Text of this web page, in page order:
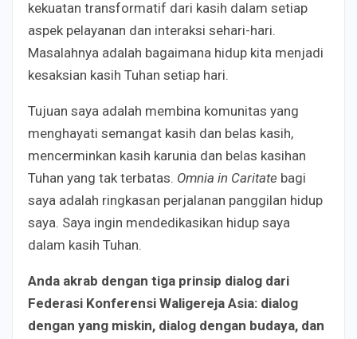
kekuatan transformatif dari kasih dalam setiap
aspek pelayanan dan interaksi sehari-hari.
Masalahnya adalah bagaimana hidup kita menjadi
kesaksian kasih Tuhan setiap hari.
Tujuan saya adalah membina komunitas yang
menghayati semangat kasih dan belas kasih,
mencerminkan kasih karunia dan belas kasihan
Tuhan yang tak terbatas. Omnia in Caritate bagi
saya adalah ringkasan perjalanan panggilan hidup
saya. Saya ingin mendedikasikan hidup saya
dalam kasih Tuhan.
Anda akrab dengan tiga prinsip dialog dari
Federasi Konferensi Waligereja Asia: dialog
dengan yang miskin, dialog dengan budaya, dan